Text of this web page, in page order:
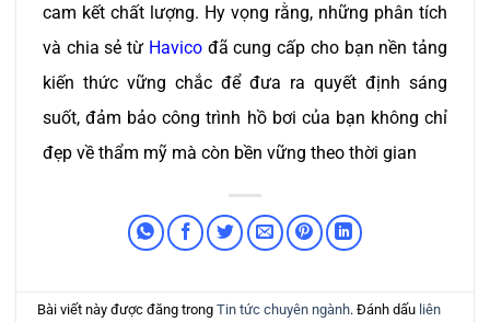
cam kết chất lượng. Hy vọng rằng, những phân tích
và chia sẻ từ Havicođã cung cấp cho bạn nền tảng
kiến thức vững chắc để đưa ra quyết định sáng
suốt, đảm bảo công trình hồ bơi của bạn không chỉ
đẹp về thẩm mỹ mà còn bền vững theo thời gian
Bài viết này được đăng trongTin tức chuyên ngành. Đánh dấu liên